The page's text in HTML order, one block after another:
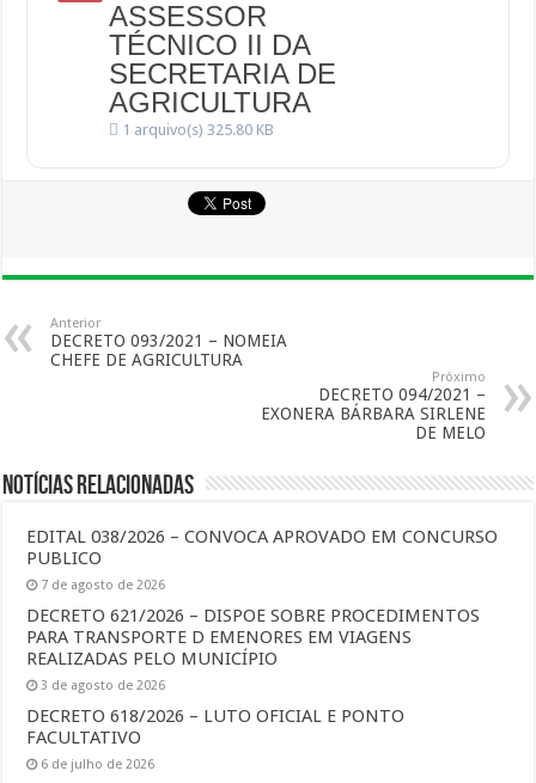
ASSESSOR
TÉCNICO II DA
SECRETARIA DE
AGRICULTURA
1 arquivo(s)325.80 KB
Anterior
DECRETO 093/2021 – NOMEIA
CHEFE DE AGRICULTURA
Próximo
DECRETO 094/2021 –
EXONERA BÁRBARA SIRLENE
DE MELO
Notícias Relacionadas
EDITAL 038/2026 – CONVOCA APROVADO EM CONCURSO
PUBLICO
7 de agosto de 2026
DECRETO 621/2026 – DISPOE SOBRE PROCEDIMENTOS
PARA TRANSPORTE D EMENORES EM VIAGENS
REALIZADAS PELO MUNICÍPIO
3 de agosto de 2026
DECRETO 618/2026 – LUTO OFICIAL E PONTO
FACULTATIVO
6 de julho de 2026